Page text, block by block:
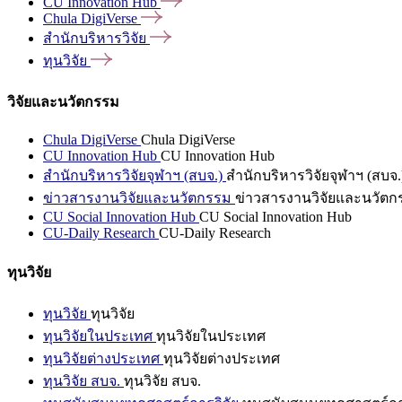
Chula DigiVerse
สำนักบริหารวิจัย
ทุนวิจัย
วิจัยและนวัตกรรม
Chula DigiVerse Chula DigiVerse
CU Innovation Hub CU Innovation Hub
สำนักบริหารวิจัยจุฬาฯ (สบจ.) สำนักบริหารวิจัยจุฬาฯ (สบจ
ข่าวสารงานวิจัยและนวัตกรรม ข่าวสารงานวิจัยและนวัตก
CU Social Innovation Hub CU Social Innovation Hub
CU-Daily Research CU-Daily Research
ทุนวิจัย
ทุนวิจัย ทุนวิจัย
ทุนวิจัยในประเทศ ทุนวิจัยในประเทศ
ทุนวิจัยต่างประเทศ ทุนวิจัยต่างประเทศ
ทุนวิจัย สบจ. ทุนวิจัย สบจ.